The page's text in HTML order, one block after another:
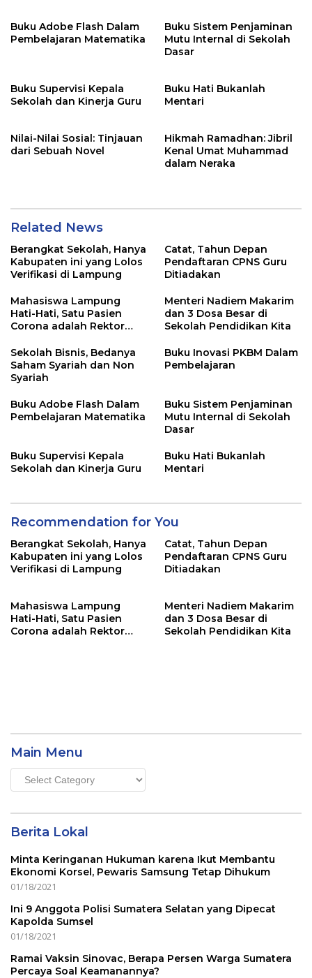
Buku Adobe Flash Dalam
Pembelajaran Matematika
Buku Sistem Penjaminan
Mutu Internal di Sekolah
Dasar
Buku Supervisi Kepala
Sekolah dan Kinerja Guru
Buku Hati Bukanlah
Mentari
Nilai-Nilai Sosial: Tinjauan
dari Sebuah Novel
Hikmah Ramadhan: Jibril
Kenal Umat Muhammad
dalam Neraka
Related News
Berangkat Sekolah, Hanya
Kabupaten ini yang Lolos
Verifikasi di Lampung
Catat, Tahun Depan
Pendaftaran CPNS Guru
Ditiadakan
Mahasiswa Lampung
Hati-Hati, Satu Pasien
Corona adalah Rektor
Menteri Nadiem Makarim
dan 3 Dosa Besar di
Sekolah Pendidikan Kita
Sekolah Bisnis, Bedanya
Saham Syariah dan Non
Syariah
Buku Inovasi PKBM Dalam
Pembelajaran
Buku Adobe Flash Dalam
Pembelajaran Matematika
Buku Sistem Penjaminan
Mutu Internal di Sekolah
Dasar
Buku Supervisi Kepala
Sekolah dan Kinerja Guru
Buku Hati Bukanlah
Mentari
Recommendation for You
Berangkat Sekolah, Hanya
Kabupaten ini yang Lolos
Verifikasi di Lampung
Catat, Tahun Depan
Pendaftaran CPNS Guru
Ditiadakan
Mahasiswa Lampung
Hati-Hati, Satu Pasien
Corona adalah Rektor
Menteri Nadiem Makarim
dan 3 Dosa Besar di
Sekolah Pendidikan Kita
Main Menu
Main
Menu
Berita Lokal
Minta Keringanan Hukuman karena Ikut Membantu
Ekonomi Korsel, Pewaris Samsung Tetap Dihukum
01/18/2021
Ini 9 Anggota Polisi Sumatera Selatan yang Dipecat
Kapolda Sumsel
01/18/2021
Ramai Vaksin Sinovac, Berapa Persen Warga Sumatera
Percaya Soal Keamanannya?